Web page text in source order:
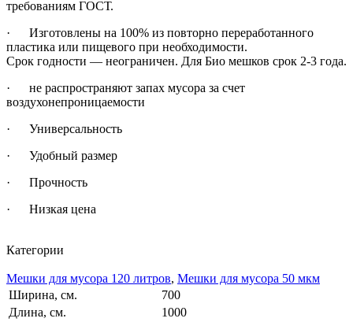
требованиям ГОСТ.
· Изготовлены на 100% из повторно переработанного
пластика или пищевого при необходимости.
Срок годности — неограничен. Для Био мешков срок 2-3 года.
· не распространяют запах мусора за счет
воздухонепроницаемости
· Универсальность
· Удобный размер
· Прочность
· Низкая цена
Категории
Мешки для мусора 120 литров, Мешки для мусора 50 мкм
Ширина, см.
700
Длина, см.
1000